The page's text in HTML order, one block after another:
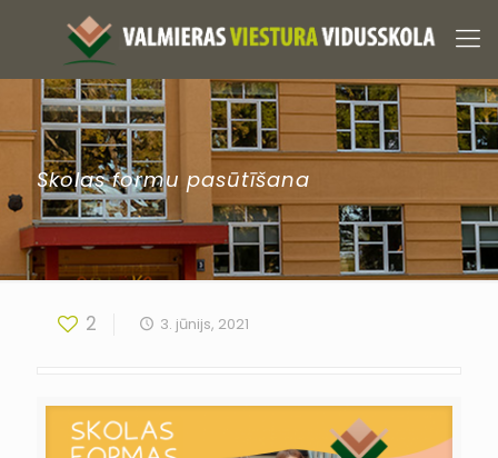
Skolas formu pasūtīšana
2 3. jūnijs, 2021